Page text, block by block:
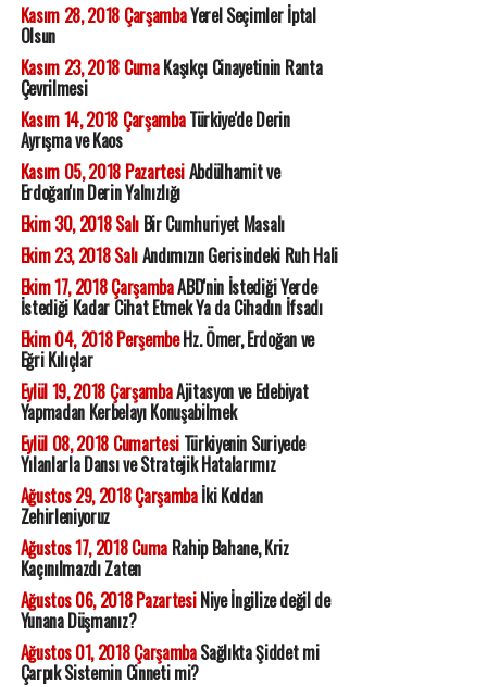
Kasım 28, 2018 ÇarşambaYerel Seçimler İptal
Olsun
Kasım 23, 2018 CumaKaşıkçı Cinayetinin Ranta
Çevrilmesi
Kasım 14, 2018 ÇarşambaTürkiye'de Derin
Ayrışma ve Kaos
Kasım 05, 2018 PazartesiAbdülhamit ve
Erdoğan'ın Derin Yalnızlığı
Ekim 30, 2018 SalıBir Cumhuriyet Masalı
Ekim 23, 2018 SalıAndımızın Gerisindeki Ruh Hali
Ekim 17, 2018 ÇarşambaABD'nin İstediği Yerde
İstediği Kadar Cihat Etmek Ya da Cihadın İfsadı
Ekim 04, 2018 PerşembeHz. Ömer, Erdoğan ve
Eğri Kılıçlar
Eylül 19, 2018 ÇarşambaAjitasyon ve Edebiyat
Yapmadan Kerbelayı Konuşabilmek
Eylül 08, 2018 CumartesiTürkiyenin Suriyede
Yılanlarla Dansı ve Stratejik Hatalarımız
Ağustos 29, 2018 Çarşambaİki Koldan
Zehirleniyoruz
Ağustos 17, 2018 CumaRahip Bahane, Kriz
Kaçınılmazdı Zaten
Ağustos 06, 2018 PazartesiNiye İngilize değil de
Yunana Düşmanız?
Ağustos 01, 2018 ÇarşambaSağlıkta Şiddet mi
Çarpık Sistemin Cinneti mi?